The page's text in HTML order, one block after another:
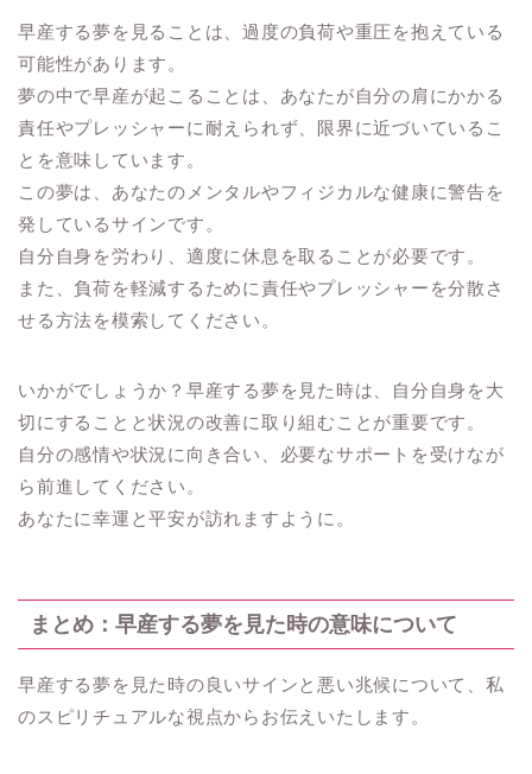
早産する夢を見ることは、過度の負荷や重圧を抱えている
可能性があります。
夢の中で早産が起こることは、あなたが自分の肩にかかる
責任やプレッシャーに耐えられず、限界に近づいているこ
とを意味しています。
この夢は、あなたのメンタルやフィジカルな健康に警告を
発しているサインです。
自分自身を労わり、適度に休息を取ることが必要です。
また、負荷を軽減するために責任やプレッシャーを分散さ
せる方法を模索してください。
いかがでしょうか？早産する夢を見た時は、自分自身を大
切にすることと状況の改善に取り組むことが重要です。
自分の感情や状況に向き合い、必要なサポートを受けなが
ら前進してください。
あなたに幸運と平安が訪れますように。
まとめ：早産する夢を見た時の意味について
早産する夢を見た時の良いサインと悪い兆候について、私
のスピリチュアルな視点からお伝えいたします。